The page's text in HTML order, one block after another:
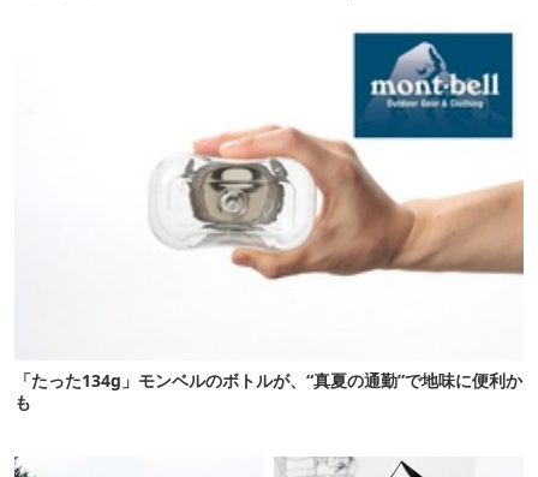
「たった134g」モンベルのボトルが、“真夏の通勤”で地味に便利か
も